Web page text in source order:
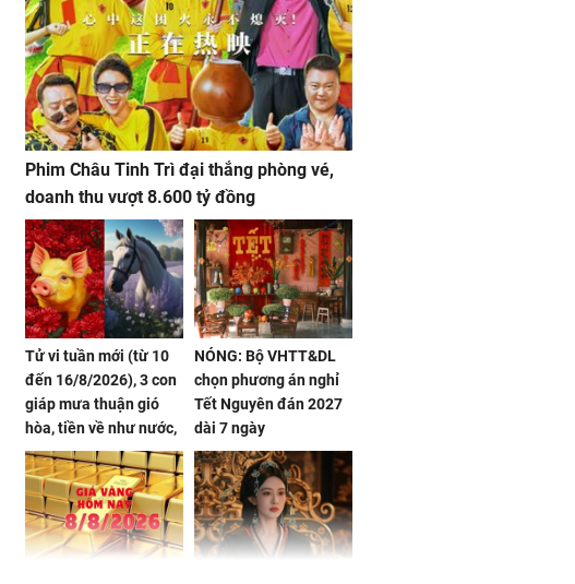
Phim Châu Tinh Trì đại thắng phòng vé,
doanh thu vượt 8.600 tỷ đồng
Tử vi tuần mới (từ 10
đến 16/8/2026), 3 con
giáp mưa thuận gió
hòa, tiền về như nước,
bạc vàng dư dả, Phú
Quý Vinh Hoa, vận
trình khai sáng
NÓNG: Bộ VHTT&DL
chọn phương án nghỉ
Tết Nguyên đán 2027
dài 7 ngày